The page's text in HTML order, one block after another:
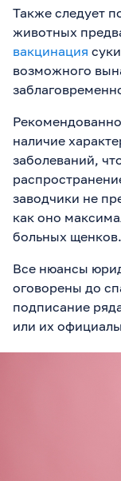
Также следует
животных
вакцинация
возможного
наличие
заболеваний,
заводчики не
как оно
больных щенков.
Все нюансы
оговорены до
подписание
или их